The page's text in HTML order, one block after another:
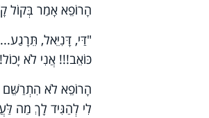
הָרוֹפֵא אָמַר בְּקוֹל
"דַּי, דָּנִיֵּאל,
כּוֹאֵב!!! אֲנִי לֹא
הָרוֹפֵא לֹא
לִי לְהַגִּיד לָךְ מַה